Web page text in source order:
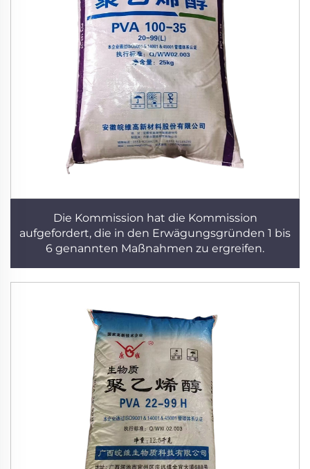
Die Kommission hat die Kommission
aufgefordert, die in den Erwägungsgründen 1 bis
6 genannten Maßnahmen zu ergreifen.